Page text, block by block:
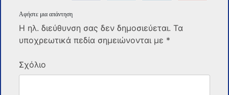
Αφήστε μια απάντηση
Η ηλ. διεύθυνση σας δεν δημοσιεύεται. Τα
υποχρεωτικά πεδία σημειώνονται με *
Σχόλιο